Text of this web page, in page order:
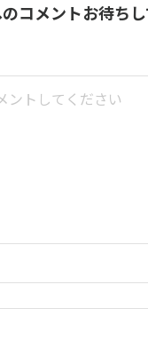
コメントお待ち